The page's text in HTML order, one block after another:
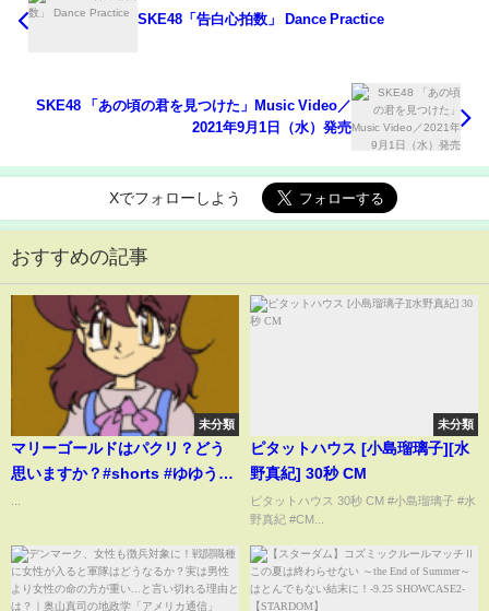
SKE48「告白心拍数」 Dance Practice
SKE48 「あの頃の君を見つけた」Music Video／
2021年9月1日（水）発売
Xでフォローしよう
おすすめの記事
未分類
マリーゴールドはパクリ？どう
思いますか？#shorts #ゆゆうた
未分類
ピタットハウス [小島瑠璃子][水
野真紀] 30秒 CM
ピタットハウス 30秒 CM #小島瑠璃子 #水
野真紀 #CM...